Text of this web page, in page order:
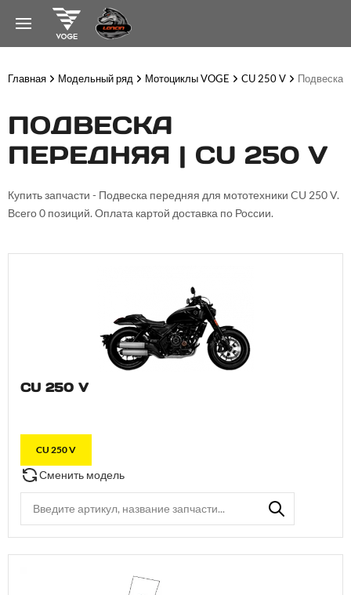
Главная Модельный ряд Мотоциклы VOGE CU 250 V Подвеска
ПОДВЕСКА
ПЕРЕДНЯЯ | CU 250 V
Купить запчасти - Подвеска передняя для мототехники CU 250 V.
Всего 0 позиций. Оплата картой доставка по России.
CU 250 V
CU 250 V
Сменить модель